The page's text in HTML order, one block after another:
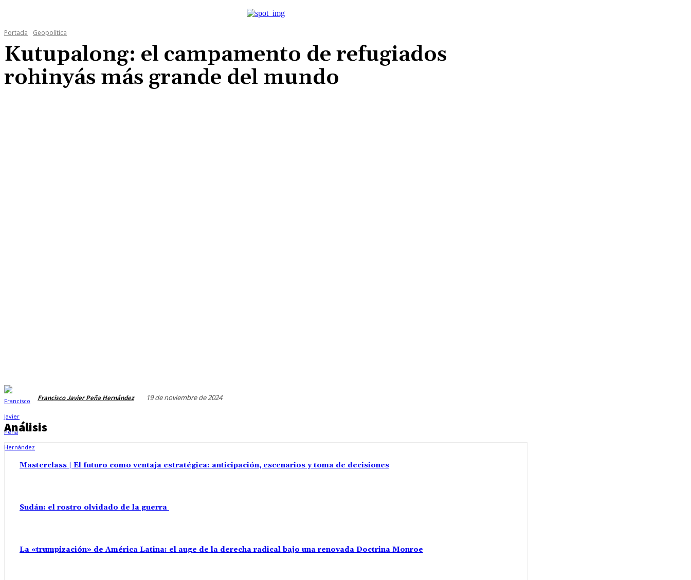
Portada Geopolítica
Kutupalong: el campamento de refugiados
rohinyás más grande del mundo
Francisco Javier Peña Hernández 19 de noviembre de 2024
Análisis
Masterclass | El futuro como ventaja estratégica: anticipación, escenarios y toma de decisiones
Sudán: el rostro olvidado de la guerra
La «trumpización» de América Latina: el auge de la derecha radical bajo una renovada Doctrina Monroe